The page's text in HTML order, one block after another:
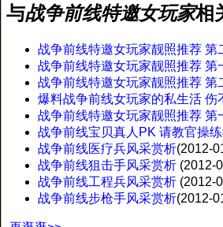
与战争前线特邀女玩家相
战争前线特邀女玩家靓照推荐 第
战争前线特邀女玩家靓照推荐 第
战争前线特邀女玩家靓照推荐 第
爆料战争前线女玩家的私生活 伤
战争前线特邀女玩家靓照推荐 第
战争前线宝贝真人PK 请教官操练
战争前线医疗兵风采赏析(2012-
战争前线狙击手风采赏析 (2012-
战争前线工程兵风采赏析 (2012-
战争前线步枪手风采赏析(2012-